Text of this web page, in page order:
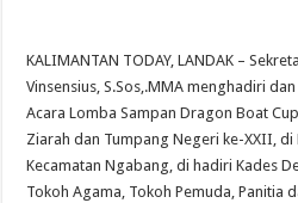
KALIMANTAN TODAY, LANDAK –
Vinsensius, S.Sos,.MMA menghadiri
Acara Lomba Sampan Dragon Boat
Ziarah dan Tumpang Negeri ke-XXII, di
Kecamatan Ngabang, di hadiri Kades
Tokoh Agama, Tokoh Pemuda, Panitia